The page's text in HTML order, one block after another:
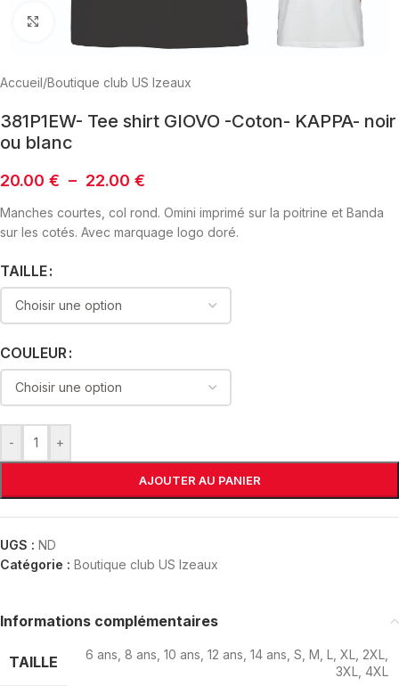
Click to enlarge
Accueil/Boutique club US Izeaux
381P1EW- Tee shirt GIOVO -Coton- KAPPA- noir
ou blanc
20.00 € – 22.00 €
Manches courtes, col rond. Omini imprimé sur la poitrine et Banda
sur les cotés. Avec marquage logo doré.
TAILLE
COULEUR
- +
AJOUTER AU PANIER
UGS : ND
Catégorie : Boutique club US Izeaux
Informations complémentaires
TAILLE 6 ans 8 ans 10 ans 12 ans 14 ans S M L XL 2XL
3XL 4XL